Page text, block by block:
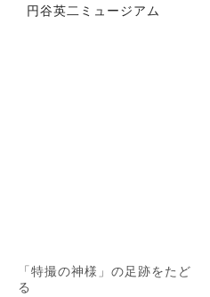
円谷英二ミュージアム
「特撮の神様」の足跡をたど
る